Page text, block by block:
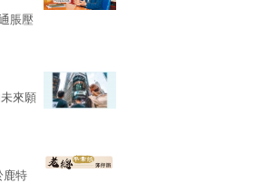
脹壓
來願
鹿特